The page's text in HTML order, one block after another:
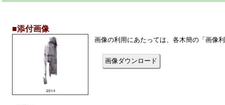
■添付画像
画像の利用にあたっては、各木簡の「画像
画像ダウンロード